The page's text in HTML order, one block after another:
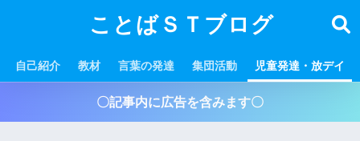
ことばＳＴブログ
自己紹介 教材 言葉の発達 集団活動 児童発達・放デイ
〇記事内に広告を含みます〇